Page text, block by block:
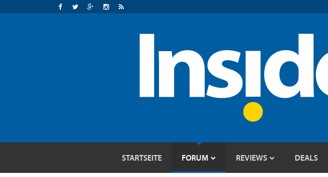
STARTSEITE FORUM REVIEWS DEALS